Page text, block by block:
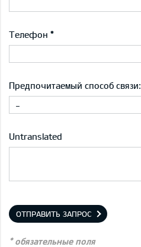
Телефон
Предпочитаемый способ связи:
-
Untranslated
ОТПРАВИТЬ ЗАПРОС
* обязательные поля